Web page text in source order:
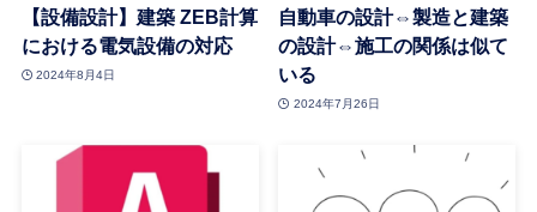
【設備設計】建築 ZEB計算
における電気設備の対応
2024年8月4日
自動車の設計⇔製造と建築
の設計⇔施工の関係は似て
いる
2024年7月26日